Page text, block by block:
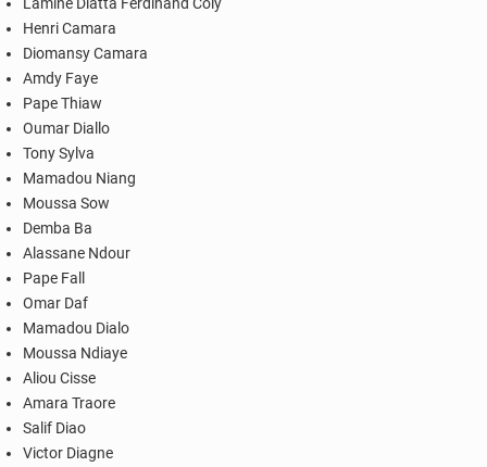
Henri Camara
Diomansy Camara
Amdy Faye
Pape Thiaw
Oumar Diallo
Tony Sylva
Mamadou Niang
Moussa Sow
Demba Ba
Alassane Ndour
Pape Fall
Omar Daf
Mamadou Dialo
Moussa Ndiaye
Aliou Cisse
Amara Traore
Salif Diao
Victor Diagne